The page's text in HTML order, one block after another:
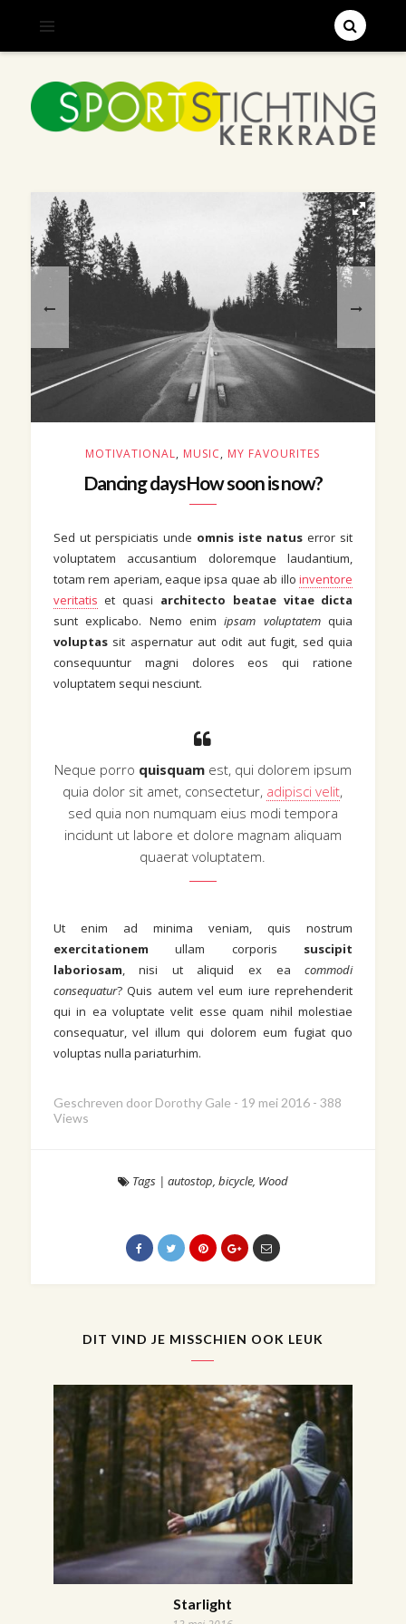
SPORTSTICHTING KERKRADE
MOTIVATIONAL, MUSIC, MY FAVOURITES
Dancing daysHow soon is now?
Sed ut perspiciatis unde omnis iste natus error sit
voluptatem accusantium doloremque laudantium,
totam rem aperiam, eaque ipsa quae ab illoinventore
veritatis et quasi architecto beatae vitae dicta
sunt explicabo. Nemo enimipsam voluptatemquia
voluptassit aspernatur aut odit aut fugit, sed quia
consequuntur magni dolores eos qui ratione
voluptatem sequi nesciunt.
Neque porro quisquamest, qui dolorem ipsum
quia dolor sit amet, consectetur, adipisci velit,
sed quia non numquam eius modi tempora
incidunt ut labore et dolore magnam aliquam
quaerat voluptatem.
Ut enim ad minima veniam, quis nostrum
exercitationem ullam corporis suscipit
laboriosam, nisi ut aliquid ex eacommodi
consequatur? Quis autem vel eum iure reprehenderit
qui in ea voluptate velit esse quam nihil molestiae
consequatur, vel illum qui dolorem eum fugiat quo
voluptas nulla pariaturhim.
Geschreven door Dorothy Gale - 19 mei 2016 - 388
Views
Tags| autostop, bicycle, Wood
DIT VIND JE MISSCHIEN OOK LEUK
Starlight